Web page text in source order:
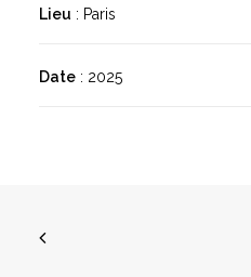
Lieu : Paris
Date : 2025